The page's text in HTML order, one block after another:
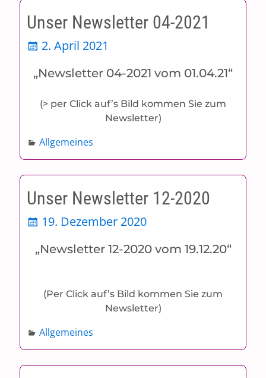
Unser Newsletter 04-2021
2. April 2021
„Newsletter 04-2021 vom 01.04.21“
(> per Click auf’s Bild kommen Sie zum
Newsletter)
Allgemeines
Unser Newsletter 12-2020
19. Dezember 2020
„Newsletter 12-2020 vom 19.12.20“
(Per Click auf’s Bild kommen Sie zum
Newsletter)
Allgemeines